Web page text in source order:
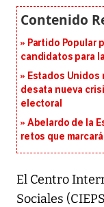
Partido Popular
candidatos para
Estados Unidos
desata nueva
electoral
Abelardo de la
retos que
El Centro
Sociales